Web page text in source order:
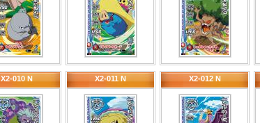
X2-010 N X2-011 N X2-012 N